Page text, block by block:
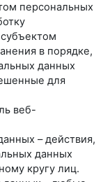
персональных
в порядке,
данных
для
веб-
– действия,
данных
кругу лиц.